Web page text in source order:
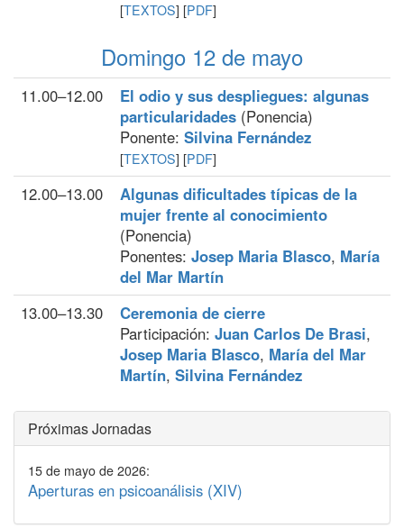
[TEXTOS] [PDF]
Domingo 12 de mayo
11.00–12.00
El odio y sus despliegues: algunas
particularidades (Ponencia)
Ponente: Silvina Fernández
[TEXTOS] [PDF]
12.00–13.00
Algunas dificultades típicas de la
mujer frente al conocimiento
(Ponencia)
Ponentes: Josep Maria Blasco, María
del Mar Martín
13.00–13.30
Ceremonia de cierre
Participación: Juan Carlos De Brasi,
Josep Maria Blasco, María del Mar
Martín, Silvina Fernández
Próximas Jornadas
15 de mayo de 2026:
Aperturas en psicoanálisis (XIV)